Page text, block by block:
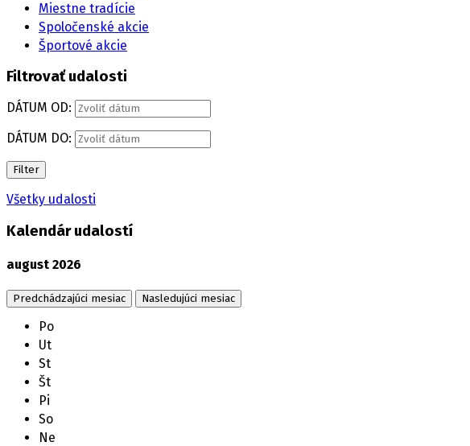
Miestne tradície
Spoločenské akcie
Športové akcie
Filtrovať udalosti
DÁTUM OD:
DÁTUM DO:
Filter
Všetky udalosti
Kalendár udalostí
august 2026
Predchádzajúci mesiac Nasledujúci mesiac
Po
Ut
St
Št
Pi
So
Ne